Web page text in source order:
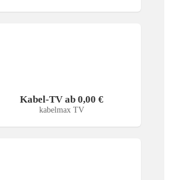
Kabel-TV ab 0,00 €
kabelmax TV